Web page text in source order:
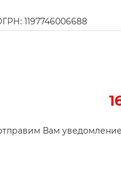
1197746006688
Вам